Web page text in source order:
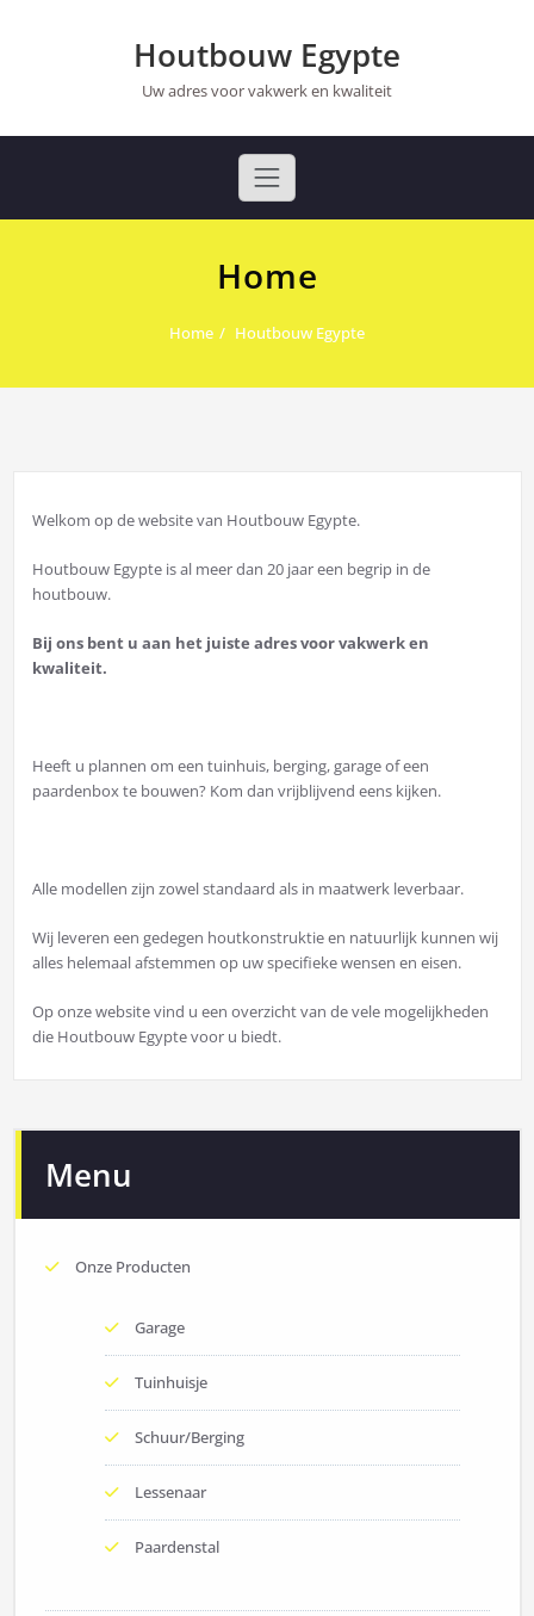
Houtbouw Egypte
Uw adres voor vakwerk en kwaliteit
Home
Home Houtbouw Egypte
Welkom op de website van Houtbouw Egypte.
Houtbouw Egypte is al meer dan 20 jaar een begrip in de
houtbouw.
Bij ons bent u aan het juiste adres voor vakwerk en
kwaliteit.
Heeft u plannen om een tuinhuis, berging, garage of een
paardenbox te bouwen? Kom dan vrijblijvend eens kijken.
Alle modellen zijn zowel standaard als in maatwerk leverbaar.
Wij leveren een gedegen houtkonstruktie en natuurlijk kunnen wij
alles helemaal afstemmen op uw specifieke wensen en eisen.
Op onze website vind u een overzicht van de vele mogelijkheden
die Houtbouw Egypte voor u biedt.
Menu
Onze Producten
Garage
Tuinhuisje
Schuur/Berging
Lessenaar
Paardenstal